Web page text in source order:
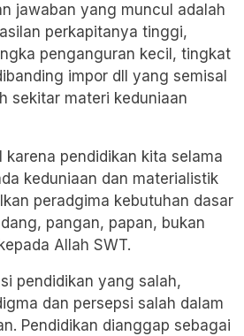
jawaban yang muncul adalah
perkapitanya tinggi,
penganguran kecil, tingkat
impor dll yang semisal
sekitar materi keduniaan
pendidikan kita selama
keduniaan dan materialistik
peradgima kebutuhan dasar
pangan, papan, bukan
Allah SWT.
pendidikan yang salah,
dan persepsi salah dalam
Pendidikan dianggap sebagai